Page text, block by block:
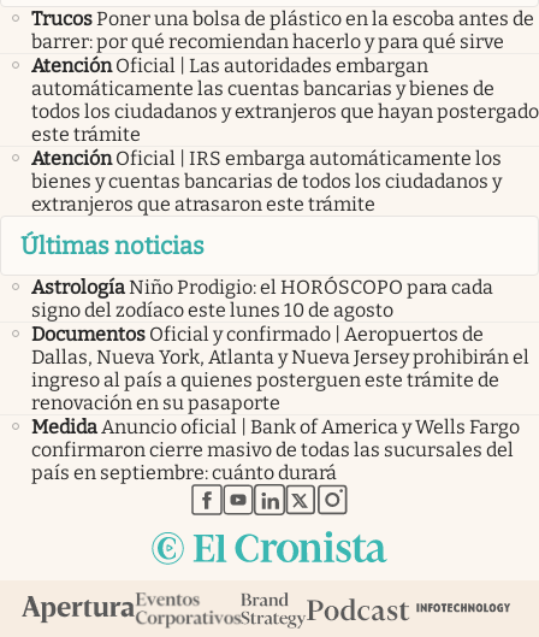
TrucosPoner una bolsa de plástico en la escoba antes de
barrer: por qué recomiendan hacerlo y para qué sirve
Atención Oficial | Las autoridades embargan
automáticamente las cuentas bancarias y bienes de
todos los ciudadanos y extranjeros que hayan postergado
este trámite
Atención Oficial | IRS embarga automáticamente los
bienes y cuentas bancarias de todos los ciudadanos y
extranjeros que atrasaron este trámite
Últimas noticias
AstrologíaNiño Prodigio: el HORÓSCOPO para cada
signo del zodíaco este lunes 10 de agosto
Documentos Oficial y confirmado | Aeropuertos de
Dallas, Nueva York, Atlanta y Nueva Jersey prohibirán el
ingreso al país a quienes posterguen este trámite de
renovación en su pasaporte
MedidaAnuncio oficial | Bank of America y Wells Fargo
confirmaron cierre masivo de todas las sucursales del
país en septiembre: cuánto durará
abre en nueva pestaña
abre en nueva pestaña
abre en nueva pestaña
abre en nueva pestaña
abre en nueva pestaña